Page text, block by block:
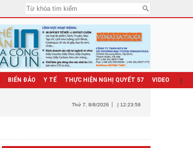
BIỂN ĐẢO Y TẾ THỰC HIỆN NGHỊ QUYẾT 57 VIDEO
Thứ 7 , 8/8/2026 | 12:24:00